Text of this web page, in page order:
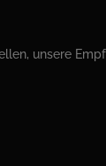
unsere